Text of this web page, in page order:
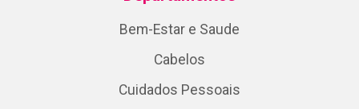
Bem-Estar e Saude
Cabelos
Cuidados Pessoais